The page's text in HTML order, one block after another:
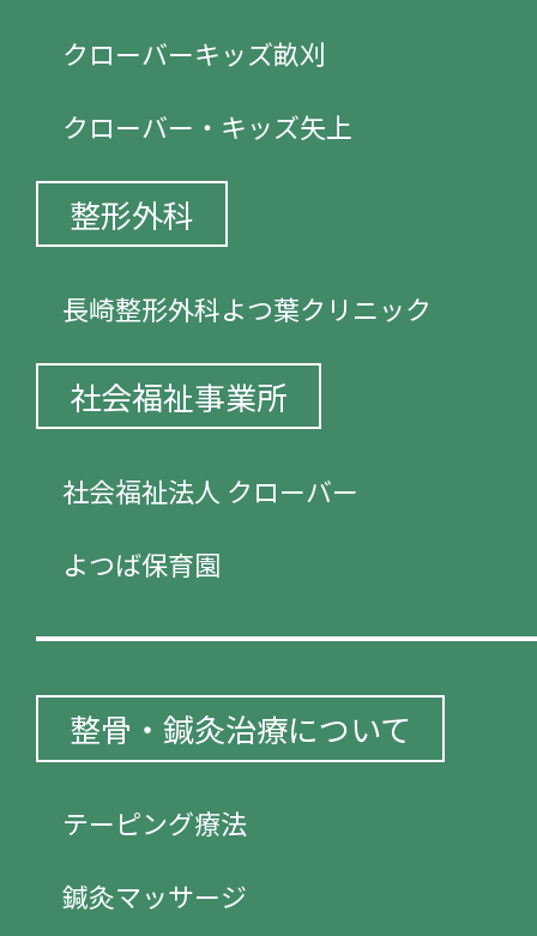
クローバーキッズ畝刈
クローバー・キッズ矢上
整形外科
長崎整形外科よつ葉クリニック
社会福祉事業所
社会福祉法人 クローバー
よつば保育園
整骨・鍼灸治療について
テーピング療法
鍼灸マッサージ